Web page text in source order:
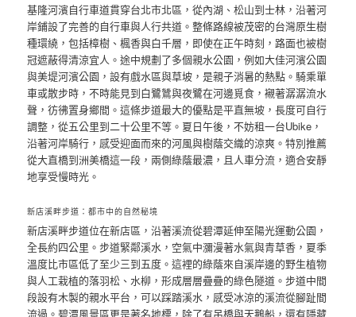
基隆河濱自行車道貫穿台北市北區，從內湖、松山到士林，沿著河
岸鋪設了完善的自行車與人行共道。整條路線被茂密的台灣原生樹
種環繞，包括樟樹、楓香與白千層，即使在正午時刻，路面也被樹
冠遮蔽得清涼宜人。途中規劃了多個親水公園，例如大佳河濱公園
與美堤河濱公園，設有戲水區與草坡，是親子消暑的熱點。騎乘單
車或散步時，不時能見到白鷺鷥與夜鷺在河邊覓食，襯著潺潺流水
聲，彷彿置身鄉間。這條步道最大的優點是平直無坡，長度可自行
調整，從五公里到二十公里不等。夏日午後，不妨租一台Ubike，
沿著河岸騎行，感受迎面而來的河風與樹蔭交織的涼爽。特別推薦
從大直橋到洲美橋這一段，兩側綠蔭最濃，且人車分流，適合安靜
地享受慢時光。
新店溪畔步道：都市中的自然秘境
新店溪畔步道位在新店區，沿著溪流從碧潭延伸至陽光運動公園，
全長約四公里。步道緊鄰溪水，空氣中瀰漫著水氣與青草香，夏季
溫度比市區低了至少三到五度。這裡的綠蔭來自溪岸邊的野生植物
與人工栽植的落羽松、水柳，形成層層疊疊的綠色隧道。步道中間
段設有木製的親水平台，可以踩踏溪水，感受冰涼的溪流從腳趾間
流過。碧潭風景區更是著名地標，除了有吊橋與天鵝船，還有隱藏